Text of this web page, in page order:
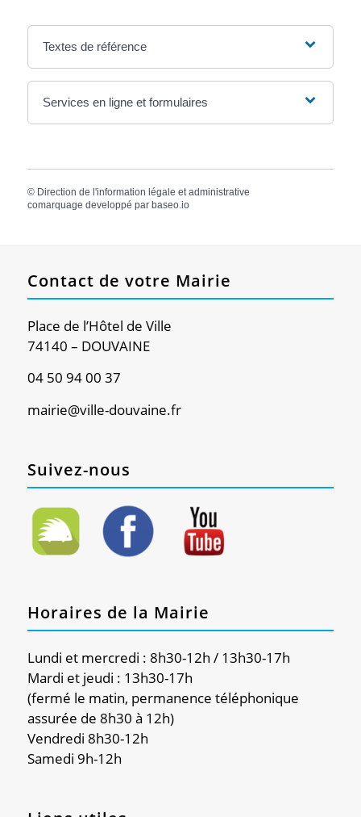
Textes de référence
Services en ligne et formulaires
© Direction de l'information légale et administrative
comarquage developpé par baseo.io
Contact de votre Mairie
Place de l’Hôtel de Ville
74140 – DOUVAINE
04 50 94 00 37
mairie@ville-douvaine.fr
Suivez-nous
Horaires de la Mairie
Lundi et mercredi : 8h30-12h / 13h30-17h
Mardi et jeudi : 13h30-17h
(fermé le matin, permanence téléphonique
assurée de 8h30 à 12h)
Vendredi 8h30-12h
Samedi 9h-12h